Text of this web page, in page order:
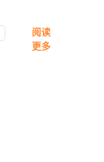
阅读
更多